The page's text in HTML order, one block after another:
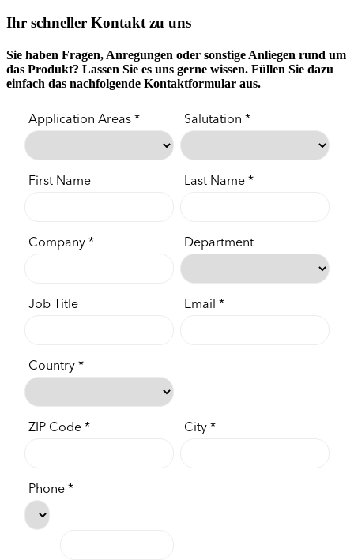
Ihr schneller Kontakt zu uns
Sie haben Fragen, Anregungen oder sonstige Anliegen rund um
das Produkt? Lassen Sie es uns gerne wissen. Füllen Sie dazu
einfach das nachfolgende Kontaktformular aus.